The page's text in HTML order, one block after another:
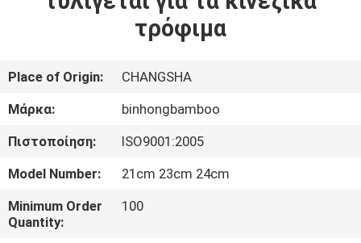
ΓΎΡΟΣ
ΠΟΙΟΤΙΚΌΣ
ΈΛΕΓΧΟΣ
τρόφιμα
Place of Origin:
CHANGSHA
Μάρκα:
binhongbamboo
Πιστοποίηση:
ISO9001:2005
Model Number:
21cm 23cm 24cm
Minimum Order
Quantity:
100